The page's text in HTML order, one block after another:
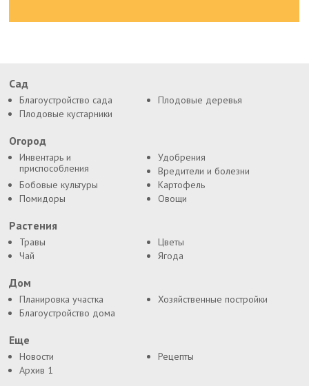
Сад
Благоустройство сада
Плодовые деревья
Плодовые кустарники
Огород
Инвентарь и
приспособления
Удобрения
Вредители и болезни
Бобовые культуры
Картофель
Помидоры
Овощи
Растения
Травы
Цветы
Чай
Ягода
Дом
Планировка участка
Хозяйственные постройки
Благоустройство дома
Еще
Новости
Рецепты
Архив 1